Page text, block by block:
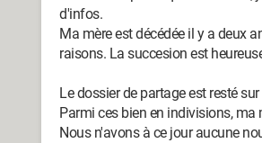
d'infos.
Ma mère est décédée il y a deux
raisons. La succesion est
Le dossier de partage est resté
Parmi ces bien en indivisions,
Nous n'avons à ce jour aucune